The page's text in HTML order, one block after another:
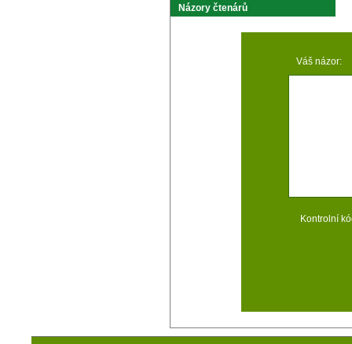
Názory čtenárů
Váš názor:
Kontrolní